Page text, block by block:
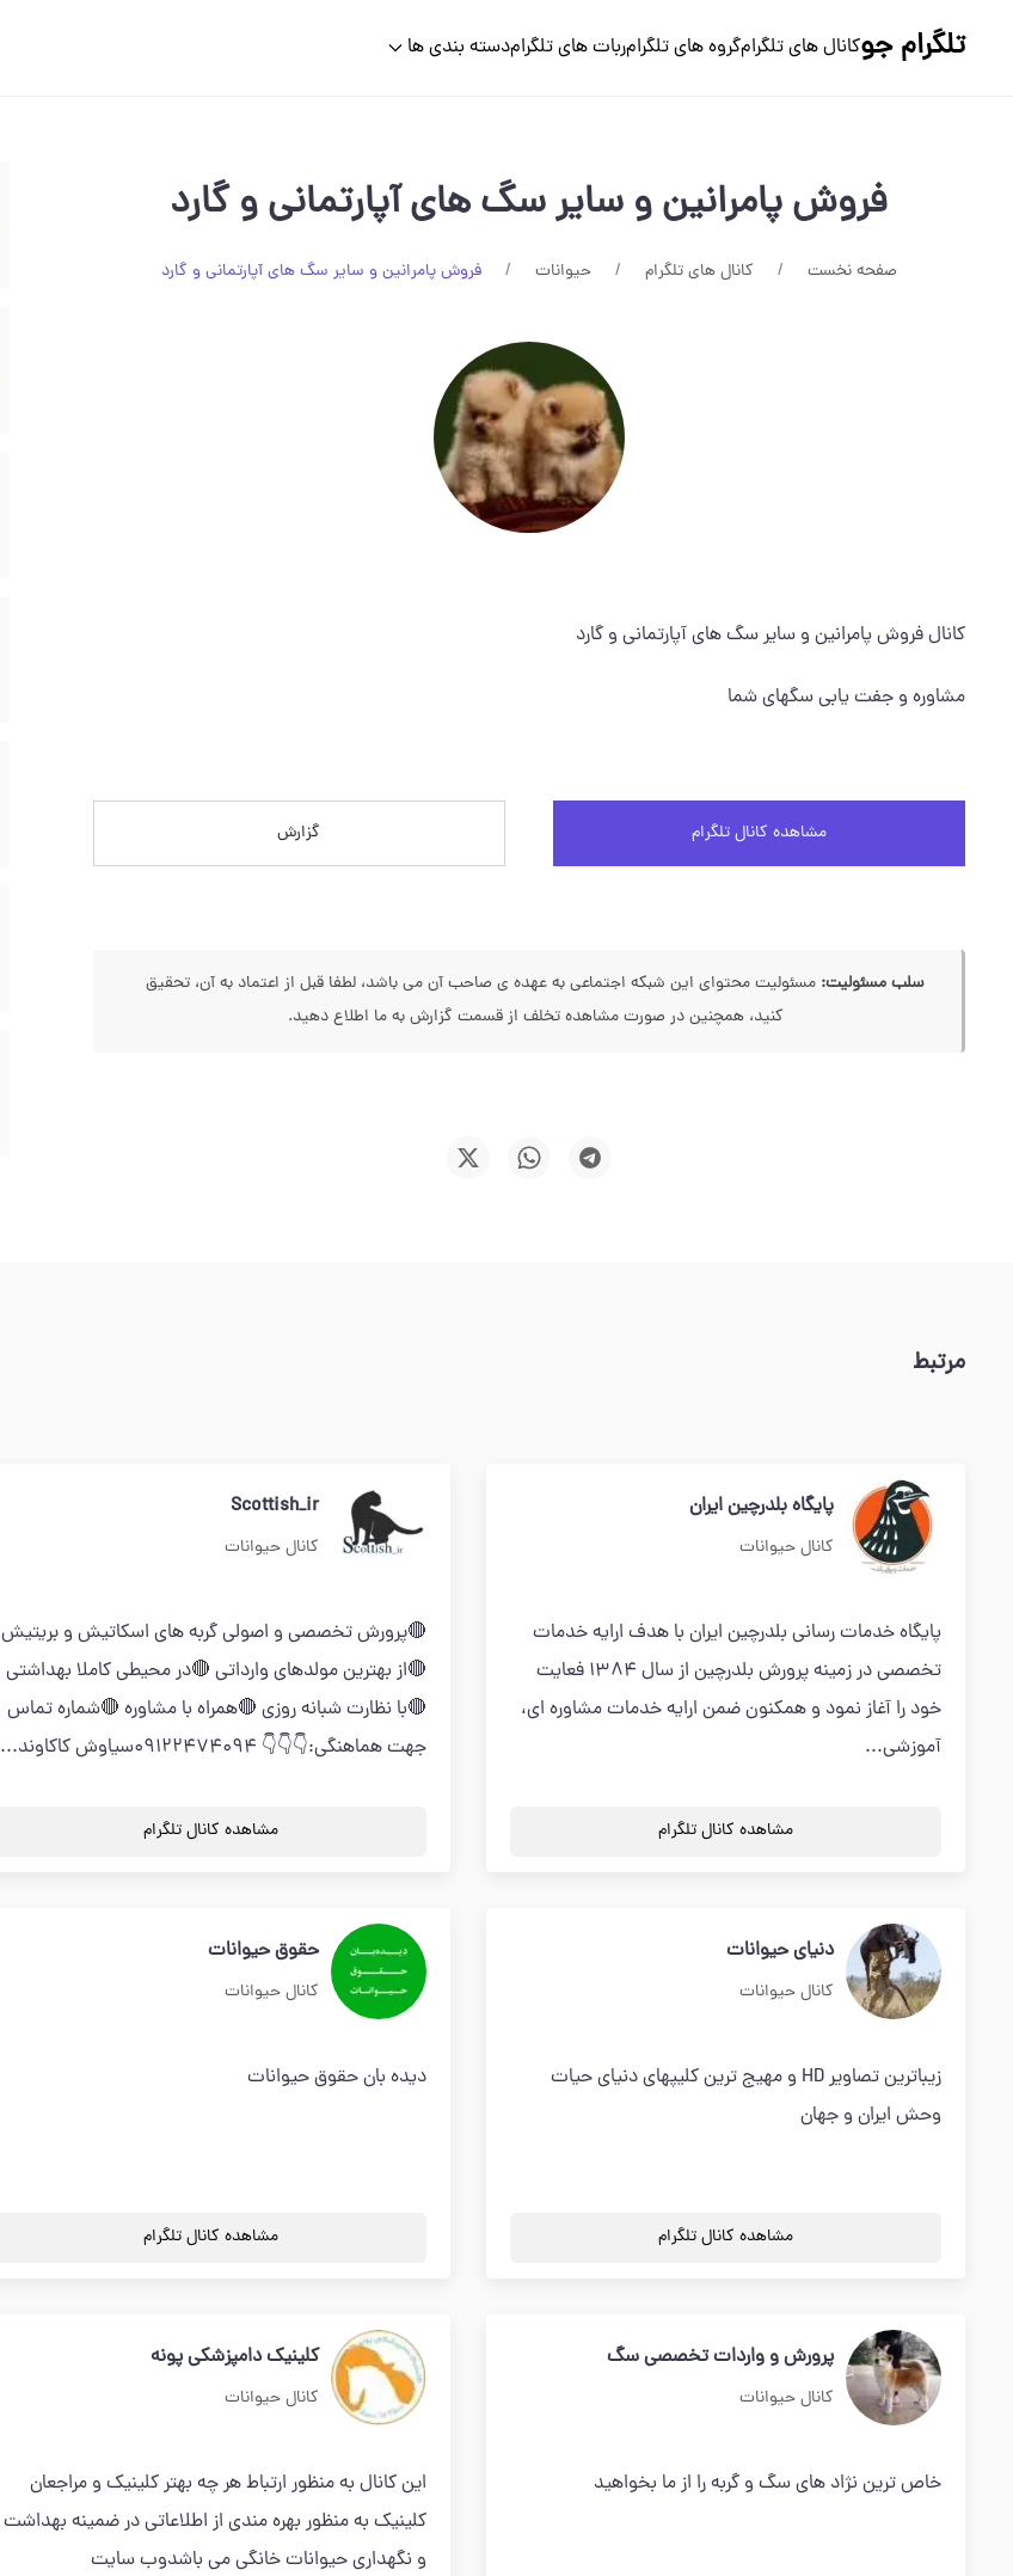
تلگرام جوکانال های تلگرامگروه های تلگرامربات های تلگرامدسته بندی ها
فروش پامرانين و ساير سگ هاي آپارتماني و گارد
صفحه نخست کانال های تلگرام حیوانات فروش پامرانين و ساير سگ هاي آپارتماني و گارد
کانال فروش پامرانين و ساير سگ هاي آپارتماني و گارد
مشاوره و جفت يابي سگهاي شما
مشاهده کانال تلگرام گزارش
سلب مسئولیت: مسئولیت محتوای این شبکه اجتماعی به عهده ی صاحب آن می باشد، لطفا قبل از اعتماد به آن، تحقیق
کنید، همچنین در صورت مشاهده تخلف از قسمت گزارش به ما اطلاع دهید.
مرتبط
پایگاه بلدرچین ایران
کانال حیوانات
پایگاه خدمات رسانی بلدرچین ایران با هدف ارایه خدمات
تخصصی در زمینه پرورش بلدرچین از سال 1384 فعایت
خود را آغاز نمود و همکنون ضمن ارایه خدمات مشاوره ای،
آموزشی...
مشاهده کانال تلگرام
Scottish_ir
کانال حیوانات
🔴پرورش تخصصی و اصولی گربه های اسکاتیش و بریتیش
🔴از بهترین مولدهای وارداتی 🔴در محیطی کاملا بهداشتی
🔴با نظارت شبانه روزی 🔴همراه با مشاوره 🔴شماره تماس
جهت هماهنگی:👇👇👇 09122474094سیاوش کاکاوند...
مشاهده کانال تلگرام
دنیای حیوانات
کانال حیوانات
زیباترین تصاویر HD و مهیج ترین کلیپهای دنیای حیات
وحش ایران و جهان
مشاهده کانال تلگرام
حقوق حیوانات
کانال حیوانات
دیده بان حقوق حیوانات
مشاهده کانال تلگرام
پرورش و واردات تخصصی سگ
کانال حیوانات
خاص ترین نژاد های سگ و گربه را از ما بخواهید
کلینیک دامپزشکی پونه
کانال حیوانات
این کانال به منظور ارتباط هر چه بهتر کلینیک و مراجعان
کلینیک به منظور بهره مندی از اطلاعاتی در ضمینه بهداشت
و نگهداری حیوانات خانگی می باشدوب سایت